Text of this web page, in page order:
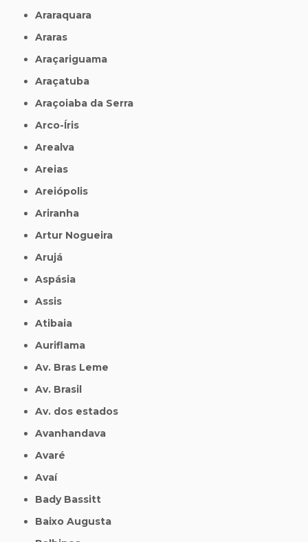
Araraquara
Araras
Araçariguama
Araçatuba
Araçoiaba da Serra
Arco-Íris
Arealva
Areias
Areiópolis
Ariranha
Artur Nogueira
Arujá
Aspásia
Assis
Atibaia
Auriflama
Av. Bras Leme
Av. Brasil
Av. dos estados
Avanhandava
Avaré
Avaí
Bady Bassitt
Baixo Augusta